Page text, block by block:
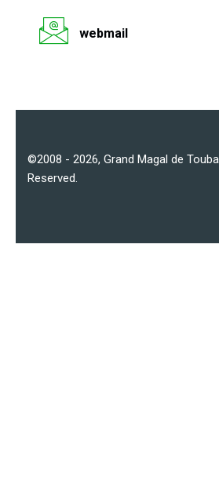
webmail
©2008 - 2026, Grand Magal de Touba
Reserved.